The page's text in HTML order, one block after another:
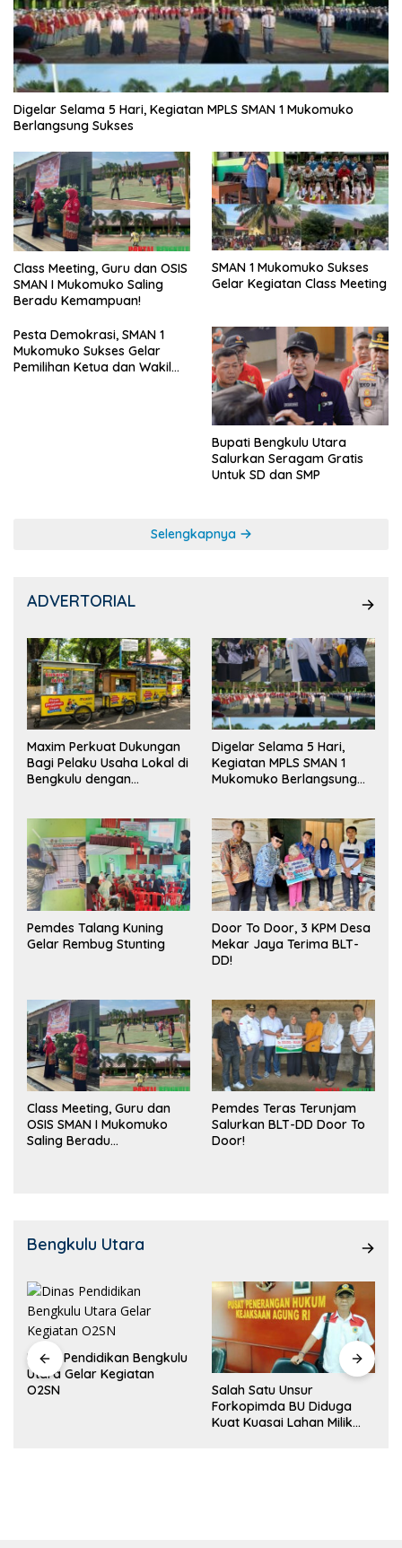
Digelar Selama 5 Hari, Kegiatan MPLS SMAN 1 Mukomuko
Berlangsung Sukses
Class Meeting, Guru dan OSIS
SMAN I Mukomuko Saling
Beradu Kemampuan!
SMAN 1 Mukomuko Sukses
Gelar Kegiatan Class Meeting
Pesta Demokrasi, SMAN 1
Mukomuko Sukses Gelar
Pemilihan Ketua dan Wakil
Bupati Bengkulu Utara
Salurkan Seragam Gratis
Untuk SD dan SMP
Selengkapnya
ADVERTORIAL
Maxim Perkuat Dukungan
Bagi Pelaku Usaha Lokal di
Bengkulu dengan
Pasar
Digelar Selama 5 Hari,
Kegiatan MPLS SMAN 1
Mukomuko Berlangsung
Pemdes Talang Kuning
Gelar Rembug Stunting
Door To Door, 3 KPM Desa
Mekar Jaya Terima BLT-
DD!
Class Meeting, Guru dan
OSIS SMAN I Mukomuko
Saling Beradu
Pemdes Teras Terunjam
Salurkan BLT-DD Door To
Door!
Bengkulu Utara
Dinas Pendidikan Bengkulu
Utara Gelar Kegiatan
O2SN
Salah Satu Unsur
Forkopimda BU Diduga
Kuat Kuasai Lahan Milik